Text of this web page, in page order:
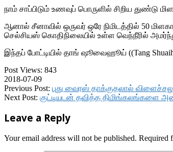
நாம் சாப்பிடும் உணவுப் பொருளில் சிறிய
ஆனால் சீனாவில் ஒருவர் ஒரே நிமிடத்தில் 50
செல்சியஸ் கொதிநிலையில் உள்ள வெந்நீரில்
இந்தப் போட்டியில் தாங் ஷூவைஹூய் ((Tang
Post Views: 843
2018-07-09
Previous Post: புது வைரஸ் தாக்குதலால்
Next Post: குட்டியுடன் தவித்த திமிங்கலங்களை
Leave a Reply
Your email address will not be published. Required